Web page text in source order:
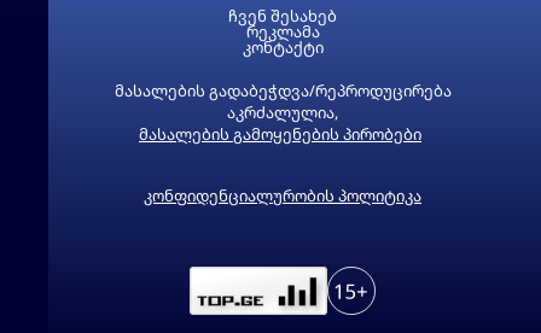
მასალების გადაბეჭდვა/რეპროდუცირება
აკრძალულია,
მასალების გამოყენების პირობები
კონფიდენციალურობის პოლიტიკა
ჩვენ შესახებ
რეკლამა
კონტაქტი